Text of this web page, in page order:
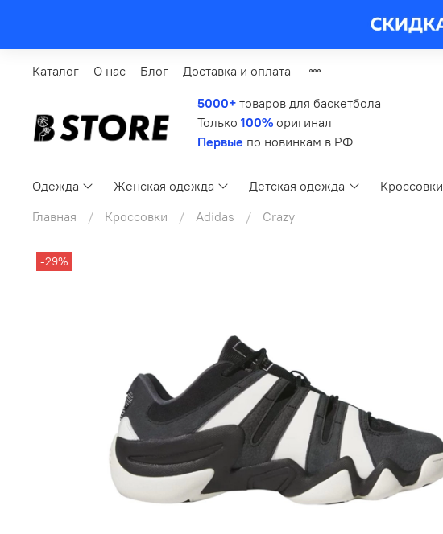
Каталог О нас Блог Доставка и оплата
5000+ товаров для баскетбола
Только 100% оригинал
Первые по новинкам в РФ
Одежда Женская одежда Детская одежда Кроссовки
Главная
Кроссовки Adidas Crazy
-29%